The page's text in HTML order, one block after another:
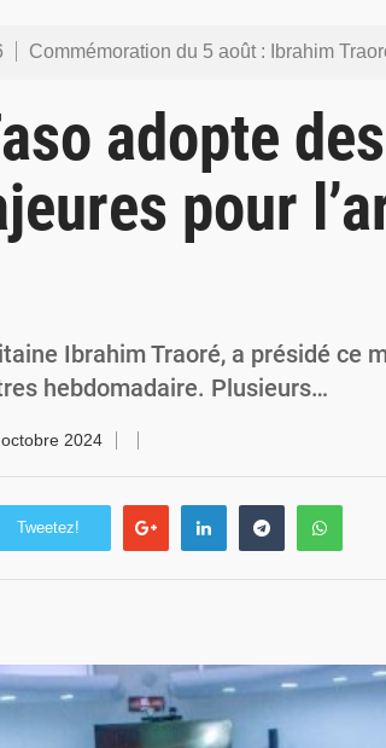
Commémoration du 5 août : Ibrahim Traoré appelle à faire de la Révolution progressiste
Commémoration du 4 août : Ibrahim Traoré appelle à une mobilisation
Burkina Faso : la VIDEO-verbalisation enregistre plus de 1
adopte des
pour
Ibrahim Traoré, a présidé ce
hebdomadaire. Plusieurs…
2024
Tweetez!